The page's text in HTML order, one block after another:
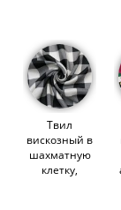
Твил
вискозный в
шахматную
клетку,